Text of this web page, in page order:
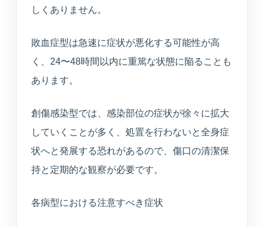
しくありません。
敗血症型は急速に症状が悪化する可能性が高
く、24〜48時間以内に重篤な状態に陥ることも
あります。
創傷感染型では、感染部位の症状が徐々に拡大
していくことが多く、処置を行わないと全身症
状へと発展する恐れがあるので、傷口の清潔保
持と定期的な観察が必要です。
各病型における注意すべき症状